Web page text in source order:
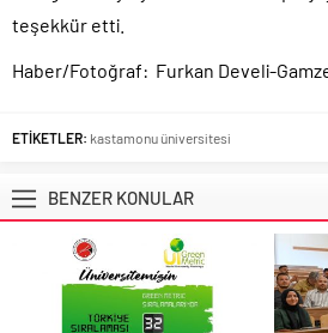
teşekkür etti.
Haber/Fotoğraf: Furkan Develi-
ETİKETLER: kastamonu üniversitesi
BENZER KONULAR